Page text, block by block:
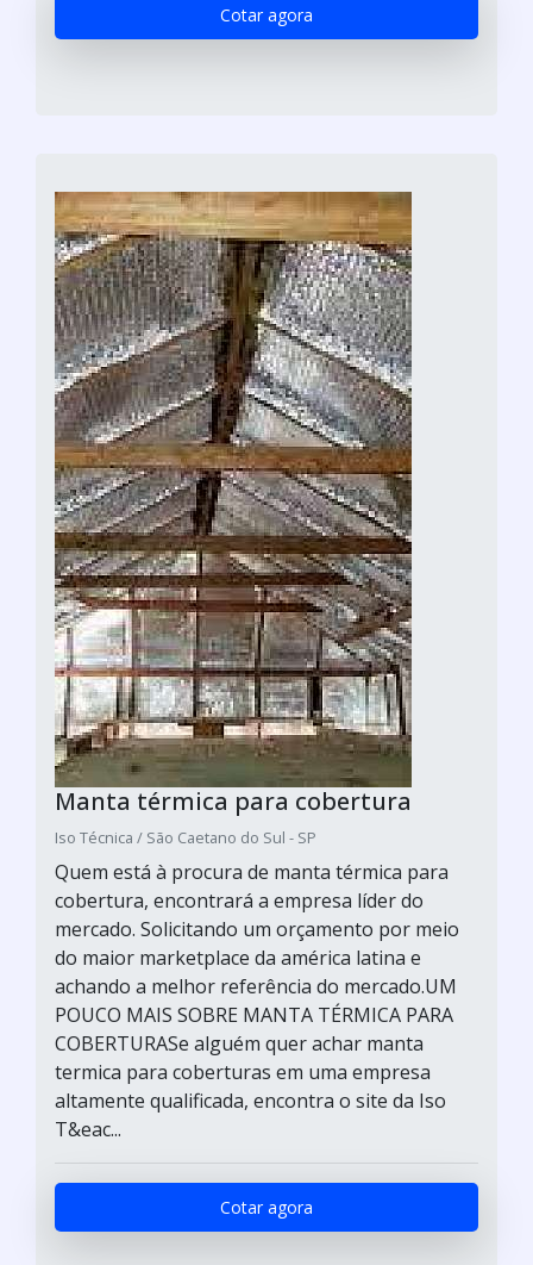
Cotar agora
Manta térmica para cobertura
Iso Técnica / São Caetano do Sul - SP
Quem está à procura de manta térmica para
cobertura, encontrará a empresa líder do
mercado. Solicitando um orçamento por meio
do maior marketplace da américa latina e
achando a melhor referência do mercado.UM
POUCO MAIS SOBRE MANTA TÉRMICA PARA
COBERTURASe alguém quer achar manta
termica para coberturas em uma empresa
altamente qualificada, encontra o site da Iso
T&eac...
Cotar agora